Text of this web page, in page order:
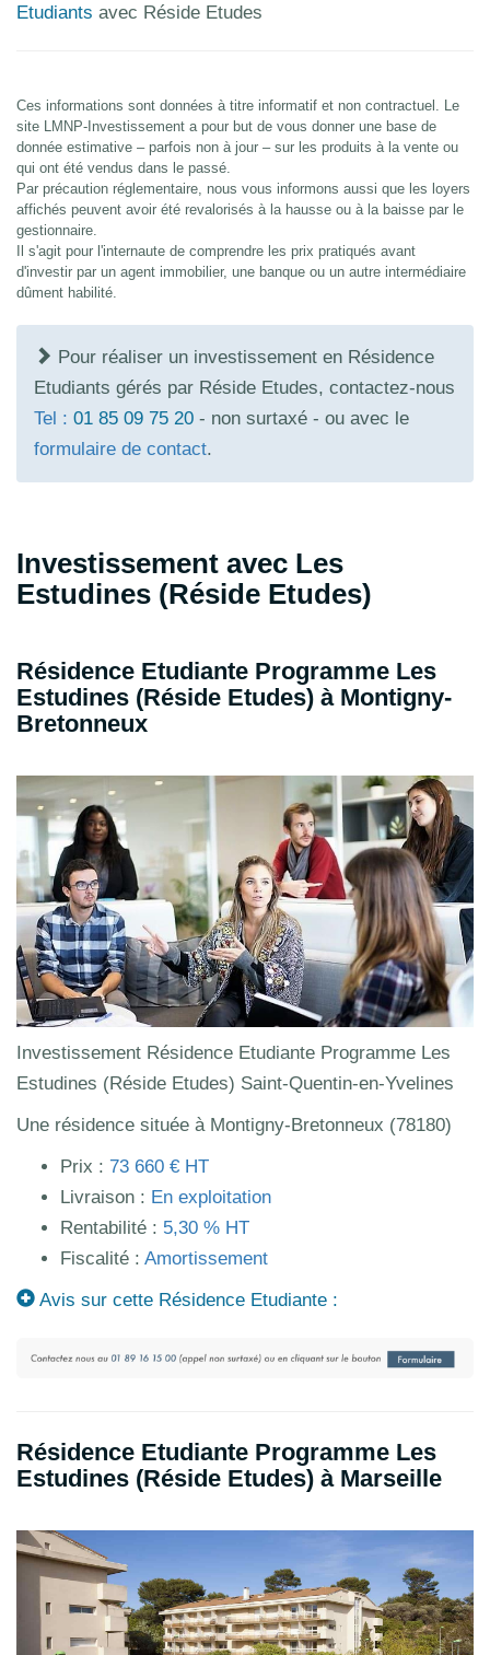
Etudiants avec Réside Etudes
Ces informations sont données à titre informatif et non contractuel. Le
site LMNP-Investissement a pour but de vous donner une base de
donnée estimative – parfois non à jour – sur les produits à la vente ou
qui ont été vendus dans le passé.
Par précaution réglementaire, nous vous informons aussi que les loyers
affichés peuvent avoir été revalorisés à la hausse ou à la baisse par le
gestionnaire.
Il s'agit pour l'internaute de comprendre les prix pratiqués avant
d'investir par un agent immobilier, une banque ou un autre intermédiaire
dûment habilité.
Pour réaliser un investissement en Résidence
Etudiants gérés par Réside Etudes, contactez-nous
Tel : 01 85 09 75 20 - non surtaxé - ou avec le
formulaire de contact.
Investissement avec Les
Estudines (Réside Etudes)
Résidence Etudiante Programme Les
Estudines (Réside Etudes) à Montigny-
Bretonneux
Investissement Résidence Etudiante Programme Les
Estudines (Réside Etudes) Saint-Quentin-en-Yvelines
Une résidence située à Montigny-Bretonneux (78180)
Prix : 73 660 € HT
Livraison : En exploitation
Rentabilité : 5,30 % HT
Fiscalité : Amortissement
Avis sur cette Résidence Etudiante :
Résidence Etudiante Programme Les
Estudines (Réside Etudes) à Marseille